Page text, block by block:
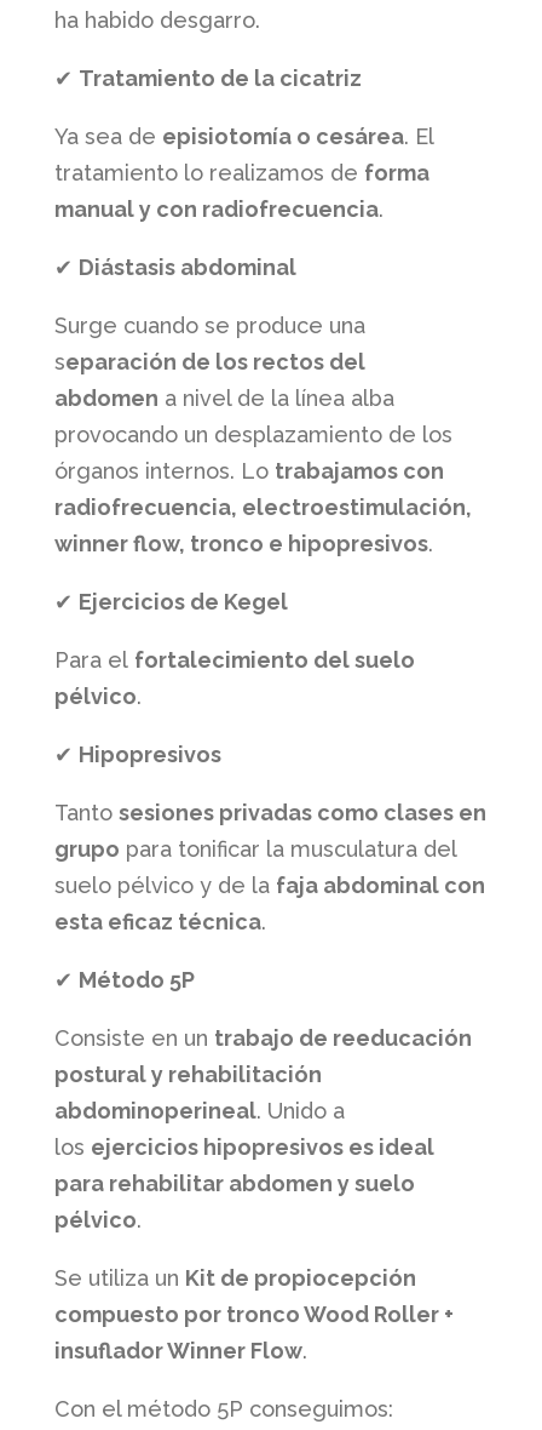
ha habido desgarro.
✔ Tratamiento de la cicatriz
Ya sea de episiotomía o cesárea. El
tratamiento lo realizamos de forma
manual y con radiofrecuencia.
✔ Diástasis abdominal
Surge cuando se produce una
separación de los rectos del
abdomen a nivel de la línea alba
provocando un desplazamiento de los
órganos internos. Lo trabajamos con
radiofrecuencia, electroestimulación,
winner flow, tronco e hipopresivos.
✔ Ejercicios de Kegel
Para el fortalecimiento del suelo
pélvico.
✔ Hipopresivos
Tanto sesiones privadas como clases en
grupo para tonificar la musculatura del
suelo pélvico y de la faja abdominal con
esta eficaz técnica.
✔ Método 5P
Consiste en un trabajo de reeducación
postural y rehabilitación
abdominoperineal. Unido a
los ejercicios hipopresivos es ideal
para rehabilitar abdomen y suelo
pélvico.
Se utiliza un Kit de propiocepción
compuesto por tronco Wood Roller +
insuflador Winner Flow.
Con el método 5P conseguimos: